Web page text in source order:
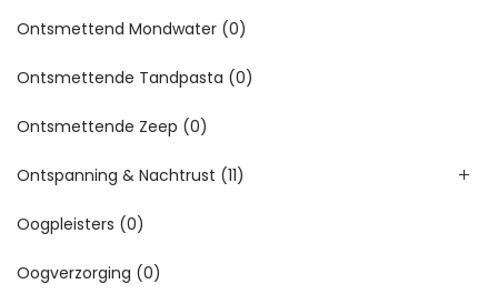
Ontsmettend Mondwater (0)
Ontsmettende Tandpasta (0)
Ontsmettende Zeep (0)
Ontspanning & Nachtrust (11)
Oogpleisters (0)
Oogverzorging (0)